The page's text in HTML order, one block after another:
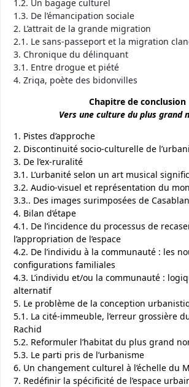
1.2. Un bagage culturel
1.3. De l’émancipation sociale
2. L’attrait de la grande migration
2.1. Le sans-passeport et la migration
3. Chronique du délinquant
3.1. Entre drogue et piété
4. Zriqa, poète des bidonvilles
Chapitre de conclusion
Vers une culture du plus grand
1. Pistes d’approche
2. Discontinuité socio-culturelle de
3. De l’ex-ruralité
3.1. L’urbanité selon un art musical
3.2. Audio-visuel et représentation du
3.3.. Des images surimposées de
4. Bilan d’étape
4.1. De l’incidence du processus de
l’appropriation de l’espace
4.2. De l’individu à la communauté : les
configurations familiales
4.3. L’individu et/ou la communauté :
alternatif
5. Le problème de la conception
5.1. La cité-immeuble, l’erreur grossière
Rachid
5.2. Reformuler l’habitat du plus grand
5.3. Le parti pris de l’urbanisme
6. Un changement culturel à l’échelle du
7. Redéfinir la spécificité de l’espace